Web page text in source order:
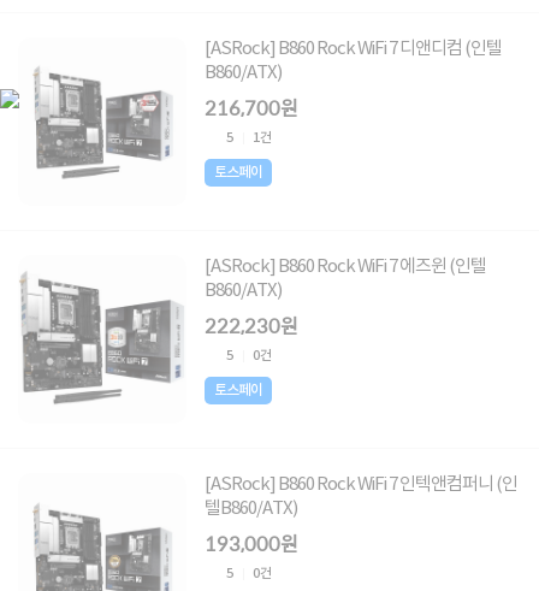
[ASRock] B860 Rock WiFi 7 디앤디컴 (인텔
B860/ATX)
216,700원
5 1건
토스페이
[ASRock] B860 Rock WiFi 7 에즈윈 (인텔
B860/ATX)
222,230원
5 0건
토스페이
[ASRock] B860 Rock WiFi 7 인텍앤컴퍼니 (인
텔B860/ATX)
193,000원
5 0건